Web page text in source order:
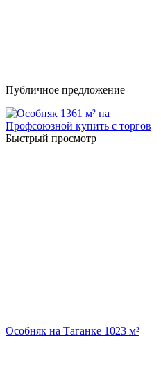
Публичное предложение
Быстрый просмотр
Особняк на Таганке 1023 м²